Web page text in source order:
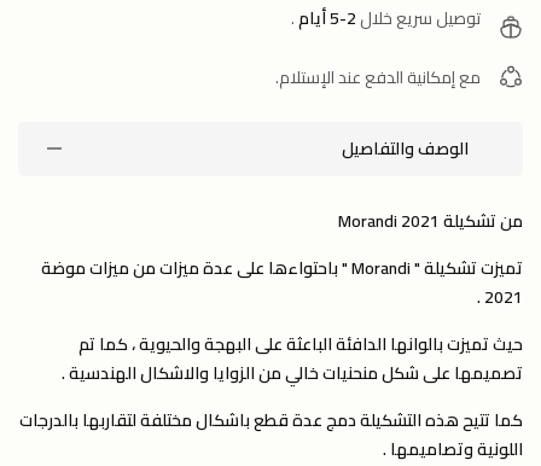
توصيل سريع خلال2-5 أيام
.
مع إمكانية الدفع عند الإستلام.
الوصف والتفاصيل
من تشكيلة Morandi 2021
تميزت تشكيلة " Morandi " باحتواءها على عدة ميزات من ميزات موضة
2021 .
حيث تميزت بالوانها الدافئة الباعثة على البهجة والحيوية ، كما تم
تصميمها على شكل منحنيات خالي من الزوايا والاشكال الهندسية .
كما تتيح هذه التشكيلة دمج عدة قطع باشكال مختلفة لتقاربها بالدرجات
اللونية وتصاميمها .